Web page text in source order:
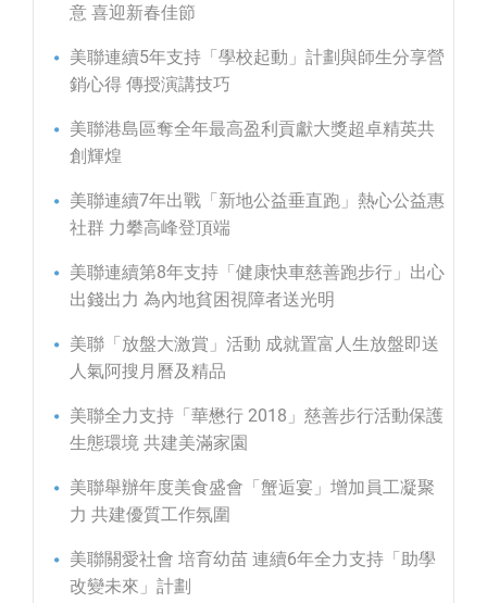
意 喜迎新春佳節
美聯連續5年支持「學校起動」計劃與師生分享營
銷心得 傳授演講技巧
美聯港島區奪全年最高盈利貢獻大獎超卓精英共
創輝煌
美聯連續7年出戰「新地公益垂直跑」熱心公益惠
社群 力攀高峰登頂端
美聯連續第8年支持「健康快車慈善跑步行」出心
出錢出力 為內地貧困視障者送光明
美聯「放盤大激賞」活動 成就置富人生放盤即送
人氣阿搜月曆及精品
美聯全力支持「華懋行 2018」慈善步行活動保護
生態環境 共建美滿家園
美聯舉辦年度美食盛會「蟹逅宴」增加員工凝聚
力 共建優質工作氛圍
美聯關愛社會 培育幼苗 連續6年全力支持「助學
改變未來」計劃